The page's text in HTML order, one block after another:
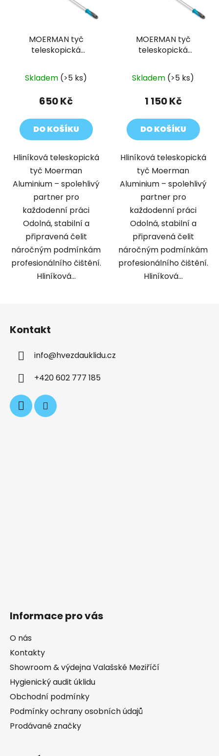
MOERMAN tyč
teleskopická
Skladem (>5 ks)
650 Kč
DO KOŠÍKU
Hliníková teleskopická
tyč Moerman
Aluminium – spolehlivý
partner pro
každodenní práci
Odolná, stabilní a
připravená čelit
náročným podmínkám
profesionálního čištění.
Hliníková...
MOERMAN tyč
teleskopická
Skladem (>5 ks)
1 150 Kč
DO KOŠÍKU
Hliníková teleskopická
tyč Moerman
Aluminium – spolehlivý
partner pro
každodenní práci
Odolná, stabilní a
připravená čelit
náročným podmínkám
profesionálního čištění.
Hliníková...
Kontakt
info@hvezdauklidu.cz
+420 602 777 185
Informace pro vás
O nás
Kontakty
Showroom & výdejna Valašské Meziříčí
Hygienický audit úklidu
Obchodní podmínky
Podmínky ochrany osobních údajů
Prodávané značky